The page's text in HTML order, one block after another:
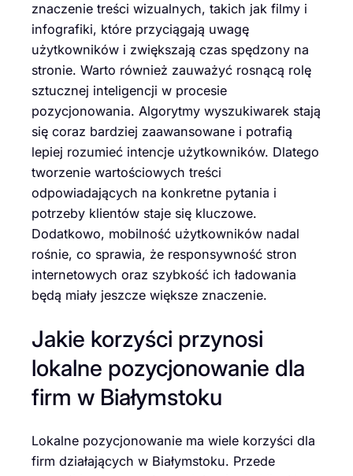
znaczenie treści wizualnych, takich jak filmy i
infografiki, które przyciągają uwagę
użytkowników i zwiększają czas spędzony na
stronie. Warto również zauważyć rosnącą rolę
sztucznej inteligencji w procesie
pozycjonowania. Algorytmy wyszukiwarek stają
się coraz bardziej zaawansowane i potrafią
lepiej rozumieć intencje użytkowników. Dlatego
tworzenie wartościowych treści
odpowiadających na konkretne pytania i
potrzeby klientów staje się kluczowe.
Dodatkowo, mobilność użytkowników nadal
rośnie, co sprawia, że responsywność stron
internetowych oraz szybkość ich ładowania
będą miały jeszcze większe znaczenie.
Jakie korzyści przynosi
lokalne pozycjonowanie dla
firm w Białymstoku
Lokalne pozycjonowanie ma wiele korzyści dla
firm działających w Białymstoku. Przede